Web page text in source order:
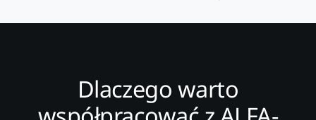
Dlaczego warto